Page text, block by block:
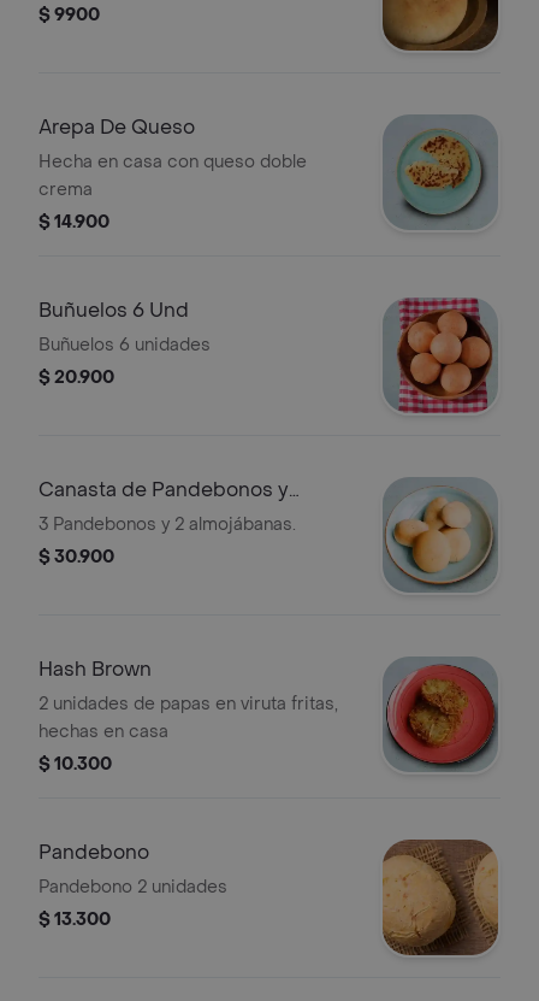
$ 9900
Arepa De Queso
Hecha en casa con queso doble
crema
$ 14.900
Buñuelos 6 Und
Buñuelos 6 unidades
$ 20.900
Canasta de Pandebonos y
Almojábanas
3 Pandebonos y 2 almojábanas.
$ 30.900
Hash Brown
2 unidades de papas en viruta fritas,
hechas en casa
$ 10.300
Pandebono
Pandebono 2 unidades
$ 13.300